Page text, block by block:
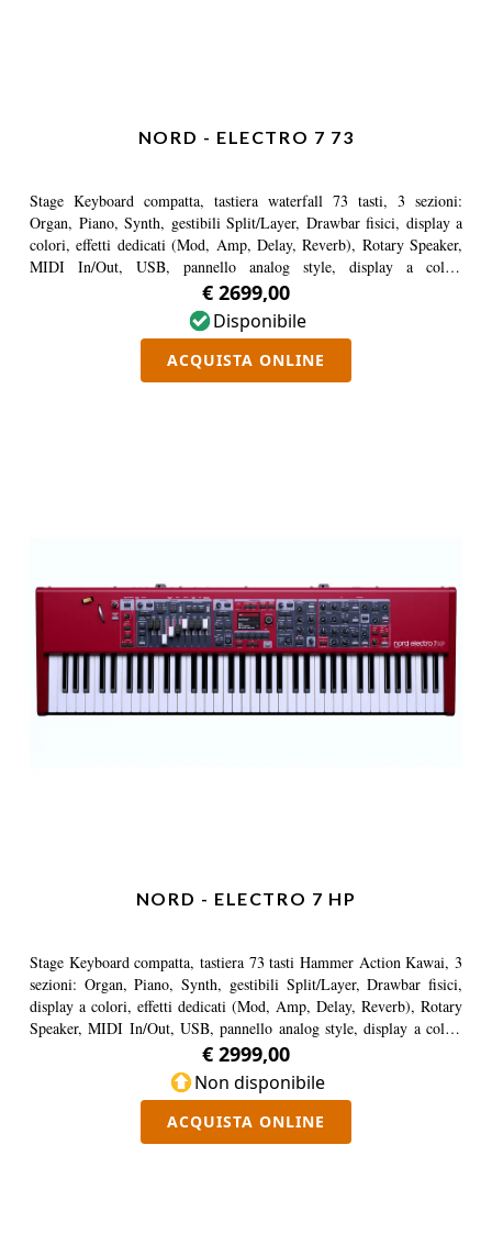
NORD - ELECTRO 7 73
Stage Keyboard compatta, tastiera waterfall 73 tasti, 3 sezioni:
Organ, Piano, Synth, gestibili Split/Layer, Drawbar fisici, display a
colori, effetti dedicati (Mod, Amp, Delay, Reverb), Rotary Speaker,
MIDI In/Out, USB, pannello analog style, display a colori
compatibile con Nord Piano e Sample Library.
€ 2699,00
Disponibile
ACQUISTA ONLINE
NORD - ELECTRO 7 HP
Stage Keyboard compatta, tastiera 73 tasti Hammer Action Kawai, 3
sezioni: Organ, Piano, Synth, gestibili Split/Layer, Drawbar fisici,
display a colori, effetti dedicati (Mod, Amp, Delay, Reverb), Rotary
Speaker, MIDI In/Out, USB, pannello analog style, display a colori
compatibile con Nord Piano e Sample Library.
€ 2999,00
Non disponibile
ACQUISTA ONLINE